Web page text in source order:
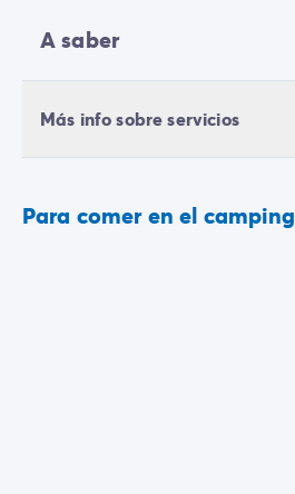
A saber
Más info sobre servicios
Para comer en el camping